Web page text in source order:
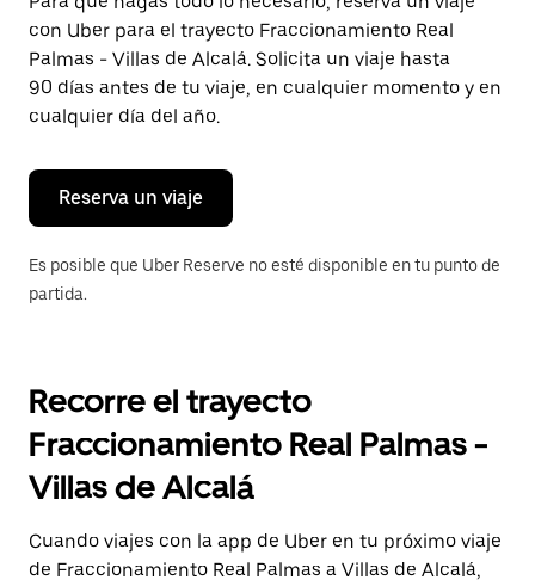
fecha.
Presiona
la
tecla Esc
para
cerrar
calendario.
con Uber para el trayecto Fraccionamiento Real
Palmas - Villas de Alcalá. Solicita un viaje hasta
90 días antes de tu viaje, en cualquier momento y en
cualquier día del año.
Reserva un viaje
Es posible que Uber Reserve no esté disponible en tu punto de
partida.
Recorre el trayecto
Fraccionamiento Real Palmas -
Villas de Alcalá
Cuando viajes con la app de Uber en tu próximo viaje
de Fraccionamiento Real Palmas a Villas de Alcalá,